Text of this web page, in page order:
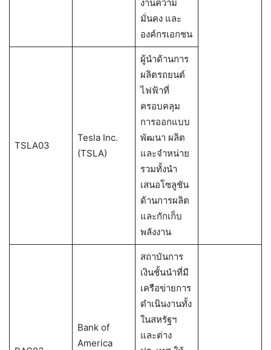
งานความ
มั่นคง และ
องค์กรเอกชน
TSLA03
Tesla Inc.
(TSLA)
ผู้นำด้านการ
ผลิตรถยนต์
ไฟฟ้าที่
ครอบคลุม
การออกแบบ
พัฒนา ผลิต
และจำหน่าย
รวมทั้งนำ
เสนอโซลูชัน
ด้านการผลิต
และกักเก็บ
พลังงาน
Bank of
America
สถาบันการ
เงินชั้นนำที่มี
เครือข่ายการ
ดำเนินงานทั้ง
ในสหรัฐฯ
และต่าง